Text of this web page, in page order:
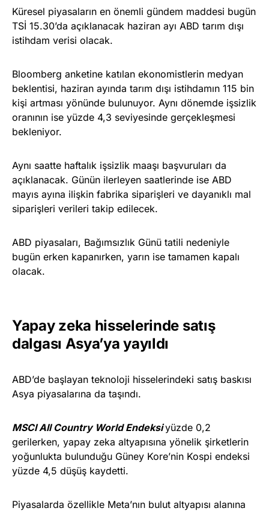
Küresel piyasaların en önemli gündem maddesi bugün
TSİ 15.30’da açıklanacak haziran ayı ABD tarım dışı
istihdam verisi olacak.
Bloomberg anketine katılan ekonomistlerin medyan
beklentisi, haziran ayında tarım dışı istihdamın 115 bin
kişi artması yönünde bulunuyor. Aynı dönemde işsizlik
oranının ise yüzde 4,3 seviyesinde gerçekleşmesi
bekleniyor.
Aynı saatte haftalık işsizlik maaşı başvuruları da
açıklanacak. Günün ilerleyen saatlerinde ise ABD
mayıs ayına ilişkin fabrika siparişleri ve dayanıklı mal
siparişleri verileri takip edilecek.
ABD piyasaları, Bağımsızlık Günü tatili nedeniyle
bugün erken kapanırken, yarın ise tamamen kapalı
olacak.
Yapay zeka hisselerinde satış
dalgası Asya’ya yayıldı
ABD’de başlayan teknoloji hisselerindeki satış baskısı
Asya piyasalarına da taşındı.
MSCI All Country World Endeksiyüzde 0,2
gerilerken, yapay zeka altyapısına yönelik şirketlerin
yoğunlukta bulunduğu Güney Kore’nin Kospi endeksi
yüzde 4,5 düşüş kaydetti.
Piyasalarda özellikle Meta’nın bulut altyapısı alanına